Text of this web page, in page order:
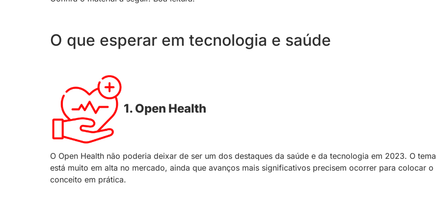
O que esperar em tecnologia e saúde
1. Open Health
O Open Health não poderia deixar de ser um dos destaques da saúde e da tecnologia em 2023. O tema
está muito em alta no mercado, ainda que avanços mais significativos precisem ocorrer para colocar o
conceito em prática.